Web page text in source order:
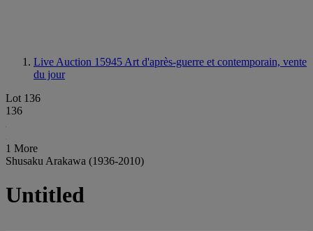
Live Auction 15945 Art d'après-guerre et contemporain, vente
du jour
Lot 136
136
1 More
Shusaku Arakawa (1936-2010)
Untitled